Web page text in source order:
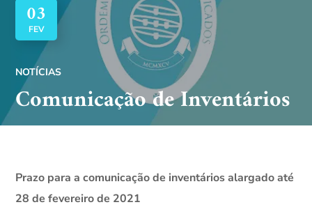
03
FEV
NOTÍCIAS
Comunicação de Inventários
Prazo para a comunicação de inventários alargado até
28 de fevereiro de 2021